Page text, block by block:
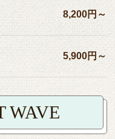
8,200円～
5,900円～
WAVE